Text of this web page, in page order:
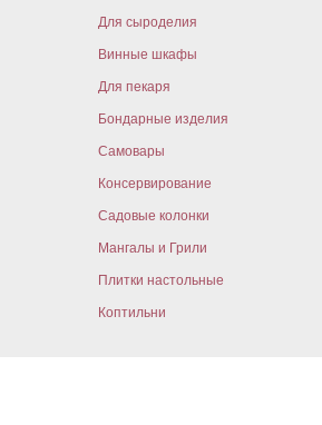
Для сыроделия
Винные шкафы
Для пекаря
Бондарные изделия
Самовары
Консервирование
Садовые колонки
Мангалы и Грили
Плитки настольные
Коптильни